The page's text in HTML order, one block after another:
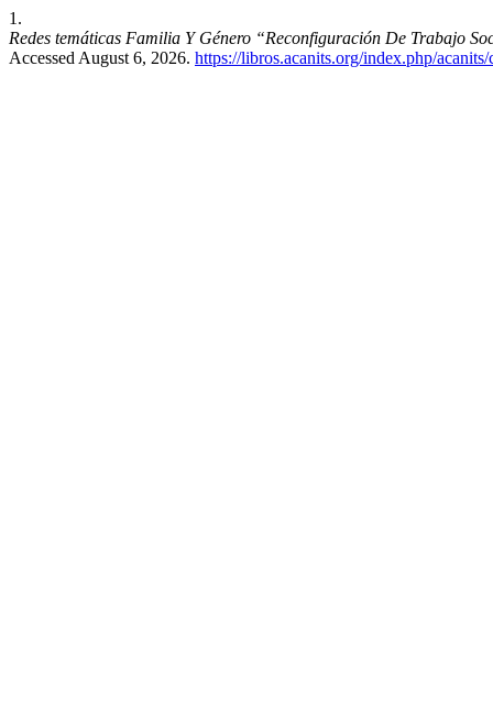
1.
Redes temáticas Familia Y Género “Reconfiguración De Trabajo
Accessed August 6, 2026. https://libros.acanits.org/index.php/